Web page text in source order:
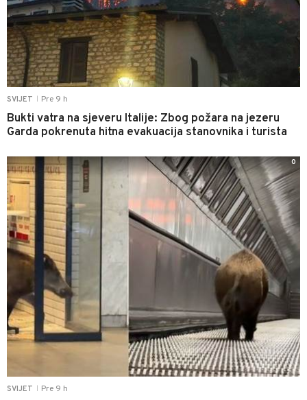
SVIJET Pre 9 h
Bukti vatra na sjeveru Italije: Zbog požara na jezeru
Garda pokrenuta hitna evakuacija stanovnika i turista
SVIJET Pre 9 h
0